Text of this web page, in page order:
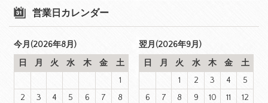
営業日カレンダー
今月(2026年8月)
日
月 火 水 木 金
土
1
2
3 4 5 6 7
8
翌月(2026年9月)
日
月 火 水 木 金
土
1
2 3 4
5
6
7 8 9 10 11
12